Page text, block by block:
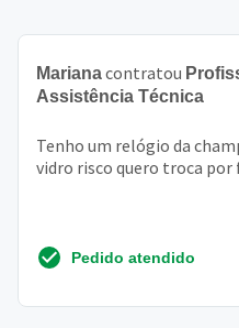
Marianacontratou
Assistência Técnica
Tenho um relógio da
vidro risco quero troca por
Pedido atendido